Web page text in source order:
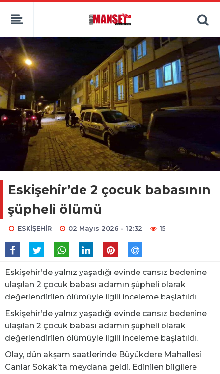
Eskişehir’de 2 çocuk babasının
şüpheli ölümü
ESKİŞEHİR 02 Mayıs 2026 - 12:32 15
Eskişehir’de yalnız yaşadığı evinde cansız bedenine
ulaşılan 2 çocuk babası adamın şüpheli olarak
değerlendirilen ölümüyle ilgili inceleme başlatıldı.
Eskişehir’de yalnız yaşadığı evinde cansız bedenine
ulaşılan 2 çocuk babası adamın şüpheli olarak
değerlendirilen ölümüyle ilgili inceleme başlatıldı.
Olay, dün akşam saatlerinde Büyükdere Mahallesi
Canlar Sokak’ta meydana geldi. Edinilen bilgilere